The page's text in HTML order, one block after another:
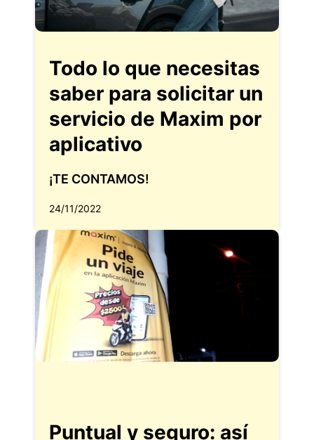
Todo lo que necesitas
saber para solicitar un
servicio de Maxim por
aplicativo
¡TE CONTAMOS!
24/11/2022
Puntual y seguro: así